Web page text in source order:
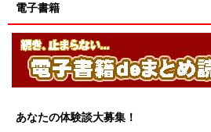
電子書籍
あなたの体験談大募集！